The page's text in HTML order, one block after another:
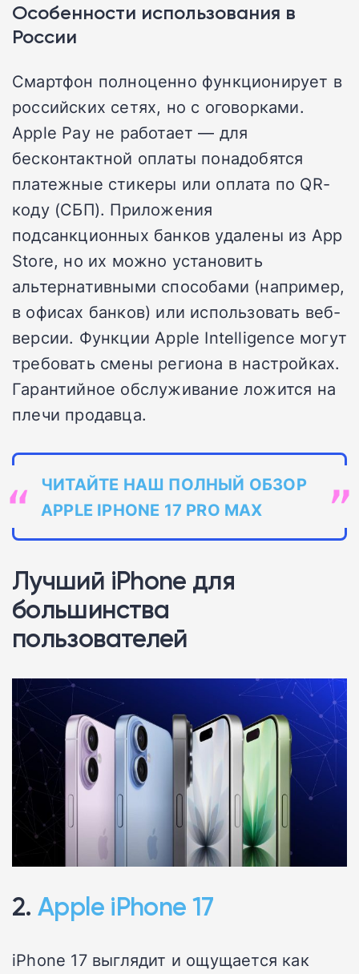
Особенности использования в
России
Смартфон полноценно функционирует в
российских сетях, но с оговорками.
Apple Pay не работает — для
бесконтактной оплаты понадобятся
платежные стикеры или оплата по QR-
коду (СБП). Приложения
подсанкционных банков удалены из App
Store, но их можно установить
альтернативными способами (например,
в офисах банков) или использовать веб-
версии. Функции Apple Intelligence могут
требовать смены региона в настройках.
Гарантийное обслуживание ложится на
плечи продавца.
ЧИТАЙТЕ НАШ ПОЛНЫЙ ОБЗОР
APPLE IPHONE 17 PRO MAX
Лучший iPhone для
большинства
пользователей
2.Apple iPhone 17
iPhone 17 выглядит и ощущается как